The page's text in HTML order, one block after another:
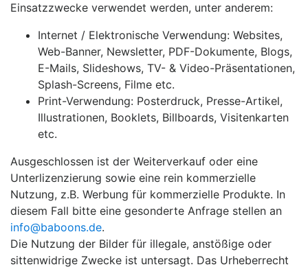
Einsatzzwecke verwendet werden, unter anderem:
Internet / Elektronische Verwendung: Websites,
Web-Banner, Newsletter, PDF-Dokumente, Blogs,
E-Mails, Slideshows, TV- & Video-Präsentationen,
Splash-Screens, Filme etc.
Print-Verwendung: Posterdruck, Presse-Artikel,
Illustrationen, Booklets, Billboards, Visitenkarten
etc.
Ausgeschlossen ist der Weiterverkauf oder eine
Unterlizenzierung sowie eine rein kommerzielle
Nutzung, z.B. Werbung für kommerzielle Produkte. In
diesem Fall bitte eine gesonderte Anfrage stellen an
info@baboons.de.
Die Nutzung der Bilder für illegale, anstößige oder
sittenwidrige Zwecke ist untersagt. Das Urheberrecht